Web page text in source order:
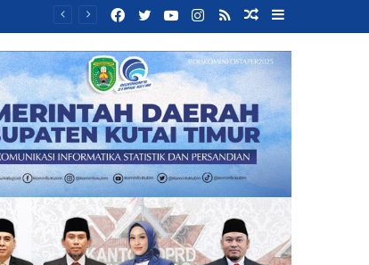
Random
Article
RSS
Instagram
YouTube
Twitter
Facebook